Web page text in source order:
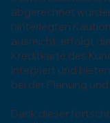
abgerechnet
hinterlegten
ausreicht, erfolgt
Kreditkarte des
integriert und
bei der Planung
Dank dieser